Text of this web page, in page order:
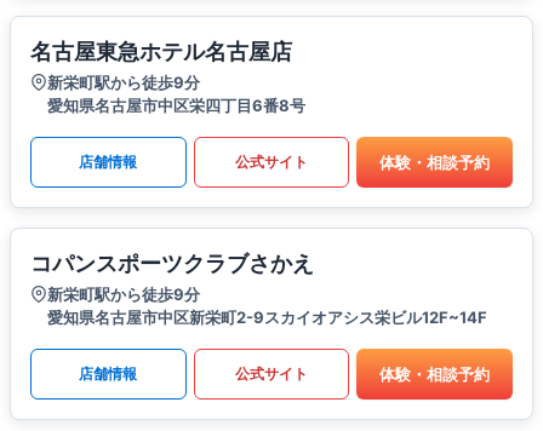
名古屋東急ホテル名古屋店
新栄町駅から徒歩9分
愛知県名古屋市中区栄四丁目6番8号
店舗情報 公式サイト 体験・相談予約
コパンスポーツクラブさかえ
新栄町駅から徒歩9分
愛知県名古屋市中区新栄町2-9スカイオアシス栄ビル12F~14F
店舗情報 公式サイト 体験・相談予約